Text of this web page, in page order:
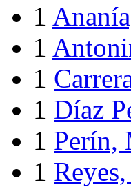
1
1
1
1 Díaz
1 Perín,
1